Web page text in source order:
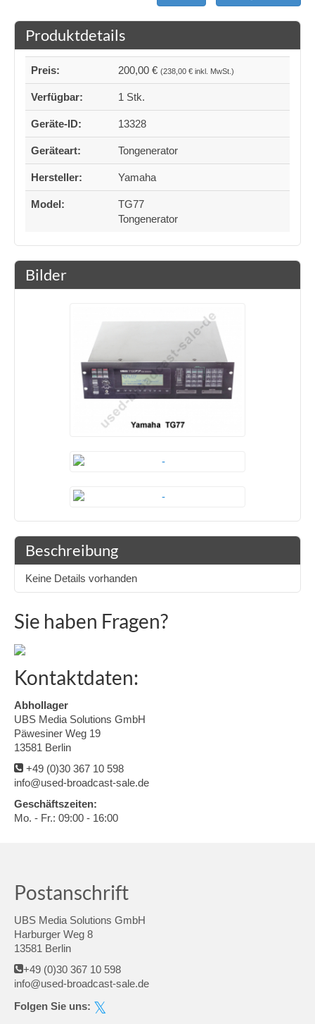
Produktdetails
Preis: 200,00 € (238,00 € inkl. MwSt.)
Verfügbar: 1 Stk.
Geräte-ID: 13328
Geräteart: Tongenerator
Hersteller: Yamaha
Model:
TG77
Tongenerator
Bilder
Beschreibung
Keine Details vorhanden
Sie haben Fragen?
Kontaktdaten:
Abhollager
UBS Media Solutions GmbH
Päwesiner Weg 19
13581 Berlin
+49 (0)30 367 10 598
info@used-broadcast-sale.de
Geschäftszeiten:
Mo. - Fr.: 09:00 - 16:00
Postanschrift
UBS Media Solutions GmbH
Harburger Weg 8
13581 Berlin
+49 (0)30 367 10 598
info@used-broadcast-sale.de
Folgen Sie uns: